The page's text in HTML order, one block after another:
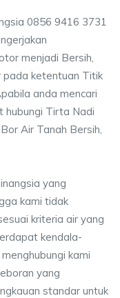
0856 9416 3731
menjadi Bersih,
pada ketentuan Titik
anda mencari
hubungi Tirta Nadi
Air Tanah Bersih,
yang
kami tidak
kriteria air yang
kendala-
kami
yang
standar untuk